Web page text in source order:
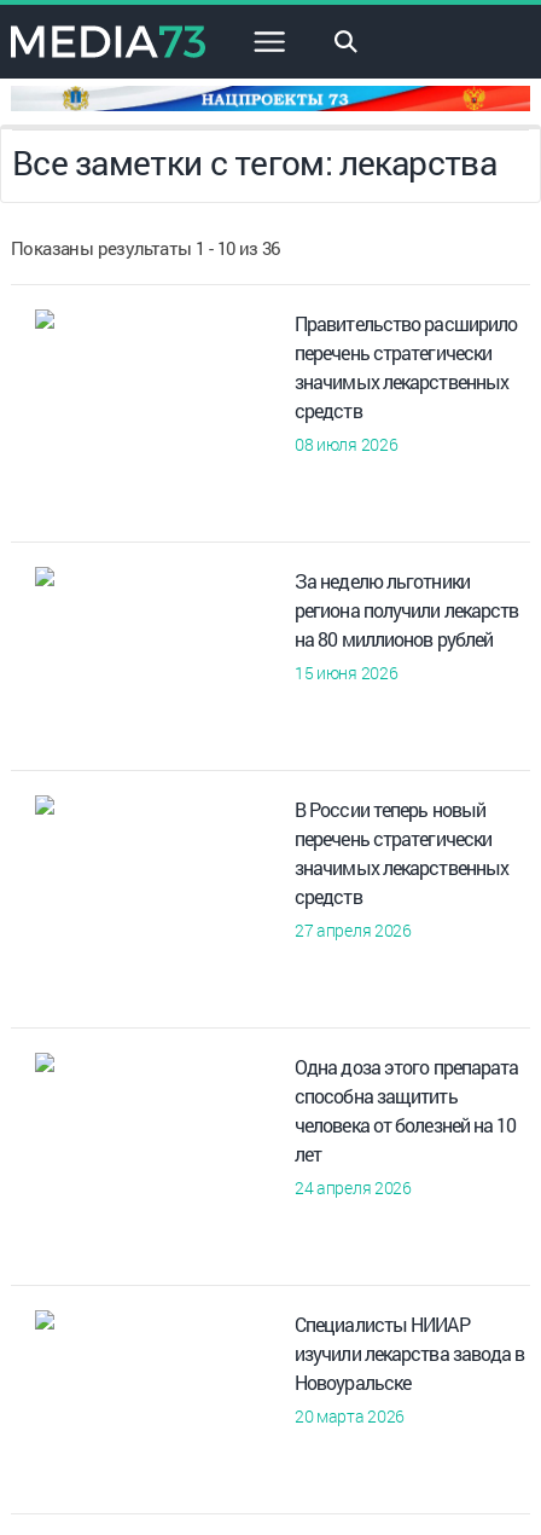
×
Все заметки с тегом: лекарства
Показаны результаты 1 - 10 из 36
Правительство расширило
перечень стратегически
значимых лекарственных
средств
08 июля 2026
За неделю льготники
региона получили лекарств
на 80 миллионов рублей
15 июня 2026
В России теперь новый
перечень стратегически
значимых лекарственных
средств
27 апреля 2026
Одна доза этого препарата
способна защитить
человека от болезней на 10
лет
24 апреля 2026
Специалисты НИИАР
изучили лекарства завода в
Новоуральске
20 марта 2026